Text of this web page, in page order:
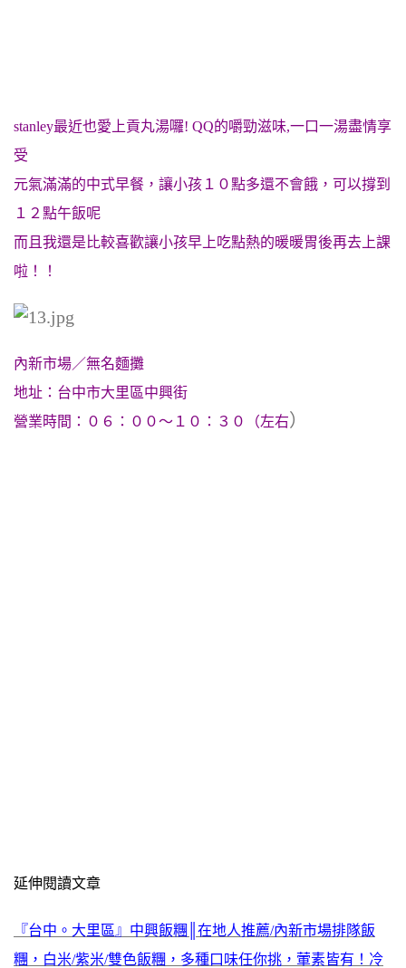
stanley最近也愛上貢丸湯囉! QQ的嚼勁滋味,一口一湯盡情享
受
元氣滿滿的中式早餐，讓小孩１０點多還不會餓，可以撐到
１２點午飯呢
而且我還是比較喜歡讓小孩早上吃點熱的暖暖胃後再去上課
啦！！
內新市場／無名麵攤
地址：台中市大里區中興街
營業時間：０６：００～１０：３０（左右）
延伸閱讀文章
『台中。大里區』中興飯糰║在地人推薦/內新市場排隊飯
糰，白米/紫米/雙色飯糰，多種口味任你挑，葷素皆有！冷